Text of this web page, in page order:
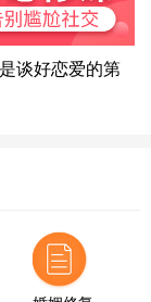
3分钟前
53分钟前
询，已获得专属情
谈好恋爱的第